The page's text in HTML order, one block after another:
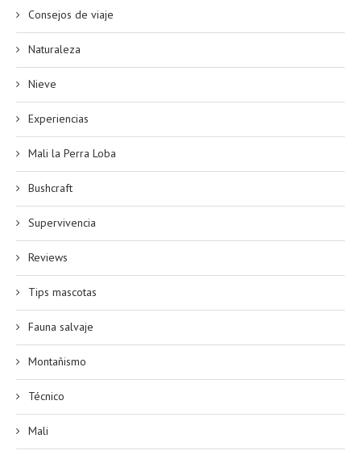
Consejos de viaje
Naturaleza
Nieve
Experiencias
Mali la Perra Loba
Bushcraft
Supervivencia
Reviews
Tips mascotas
Fauna salvaje
Montañismo
Técnico
Mali